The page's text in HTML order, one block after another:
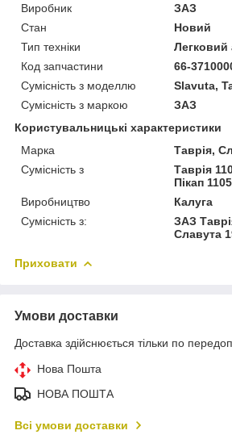
Виробник
ЗАЗ
Стан
Новий
Тип техніки
Легковий
Код запчастини
66-
Сумісність з моделлю
Slavuta,
Сумісність з маркою
ЗАЗ
Користувальницькі характеристики
Марка
Таврія,
Сумісність з
Таврія
Пікап
Виробництво
Калуга
Сумісність з:
ЗАЗ
Славута
Приховати
Умови доставки
Доставка здійснюється тільки по
Нова Пошта
НОВА ПОШТА
Всі умови доставки